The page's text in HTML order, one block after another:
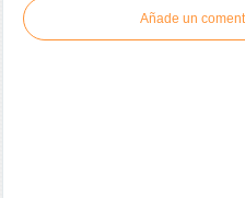
Añade un